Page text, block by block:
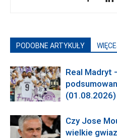
PODOBNE ARTYKUŁY
Real Madryt
(01.08.2026)
Czy Jose
wielkie